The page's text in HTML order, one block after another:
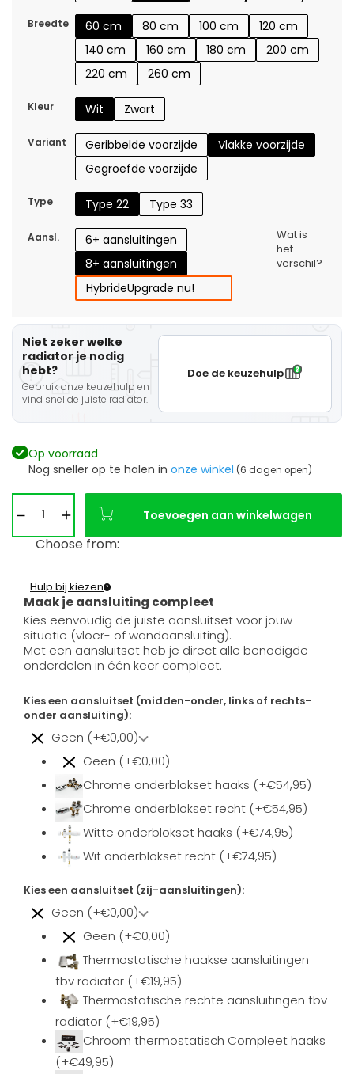
Breedte 60 cm 80 cm 100 cm
120 cm
140 cm
160 cm 180 cm
200 cm
220 cm
260 cm
Kleur Wit Zwart
Variant Geribbelde voorzijde
Vlakke voorzijde
Gegroefde voorzijde
Type Type 22 Type 33
Aansl.
6+ aansluitingen
8+ aansluitingen
HybrideUpgrade nu!
Wat is
het
verschil?
Niet zeker welke
radiator je nodig
hebt?
Gebruik onze keuzehulp en
vind snel de juiste radiator.
Doe de keuzehulp
Op voorraad
Nog sneller op te halen in onze winkel (6 dagen open)
Toevoegen aan winkelwagen
Choose from:
Maak je aansluiting compleet
Hulp bij kiezen
Kies eenvoudig de juiste aansluitset voor jouw
situatie (vloer- of wandaansluiting).
Met een aansluitset heb je direct alle benodigde
onderdelen in één keer compleet.
Kies een aansluitset (midden-onder, links of rechts-
onder aansluiting):
Geen (+€0,00)
Geen (+€0,00)
Chrome onderblokset haaks (+€54,95)
Chrome onderblokset recht (+€54,95)
Witte onderblokset haaks (+€74,95)
Wit onderblokset recht (+€74,95)
Kies een aansluitset (zij-aansluitingen):
Geen (+€0,00)
Geen (+€0,00)
Thermostatische haakse aansluitingen
tbv radiator (+€19,95)
Thermostatische rechte aansluitingen tbv
radiator (+€19,95)
Chroom thermostatisch Compleet haaks
(+€49,95)